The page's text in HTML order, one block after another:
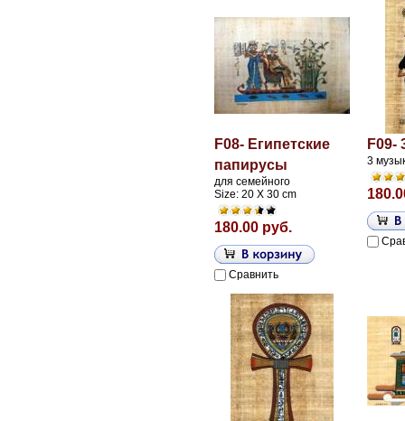
F08- Египетские
папирусы
для семейного
Size: 20 X 30 cm
180.00 руб.
Сравнить
F09-
3